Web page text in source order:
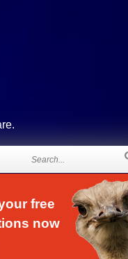
free
now